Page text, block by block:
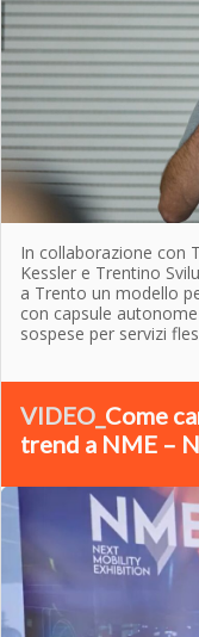
In collaborazione con
Kessler e Trentino
a Trento un modello
con capsule
sospese per servizi
VIDEO_ Come
trend a NME –